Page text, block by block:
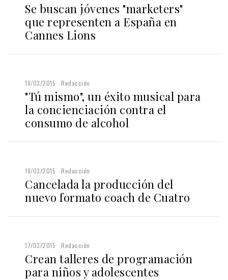
Se buscan jóvenes "marketers"
que representen a España en
Cannes Lions
18/03/2015 Redacción
"Tú mismo", un éxito musical para
la concienciación contra el
consumo de alcohol
18/03/2015 Redacción
Cancelada la producción del
nuevo formato coach de Cuatro
17/03/2015 Redacción
Crean talleres de programación
para niños y adolescentes